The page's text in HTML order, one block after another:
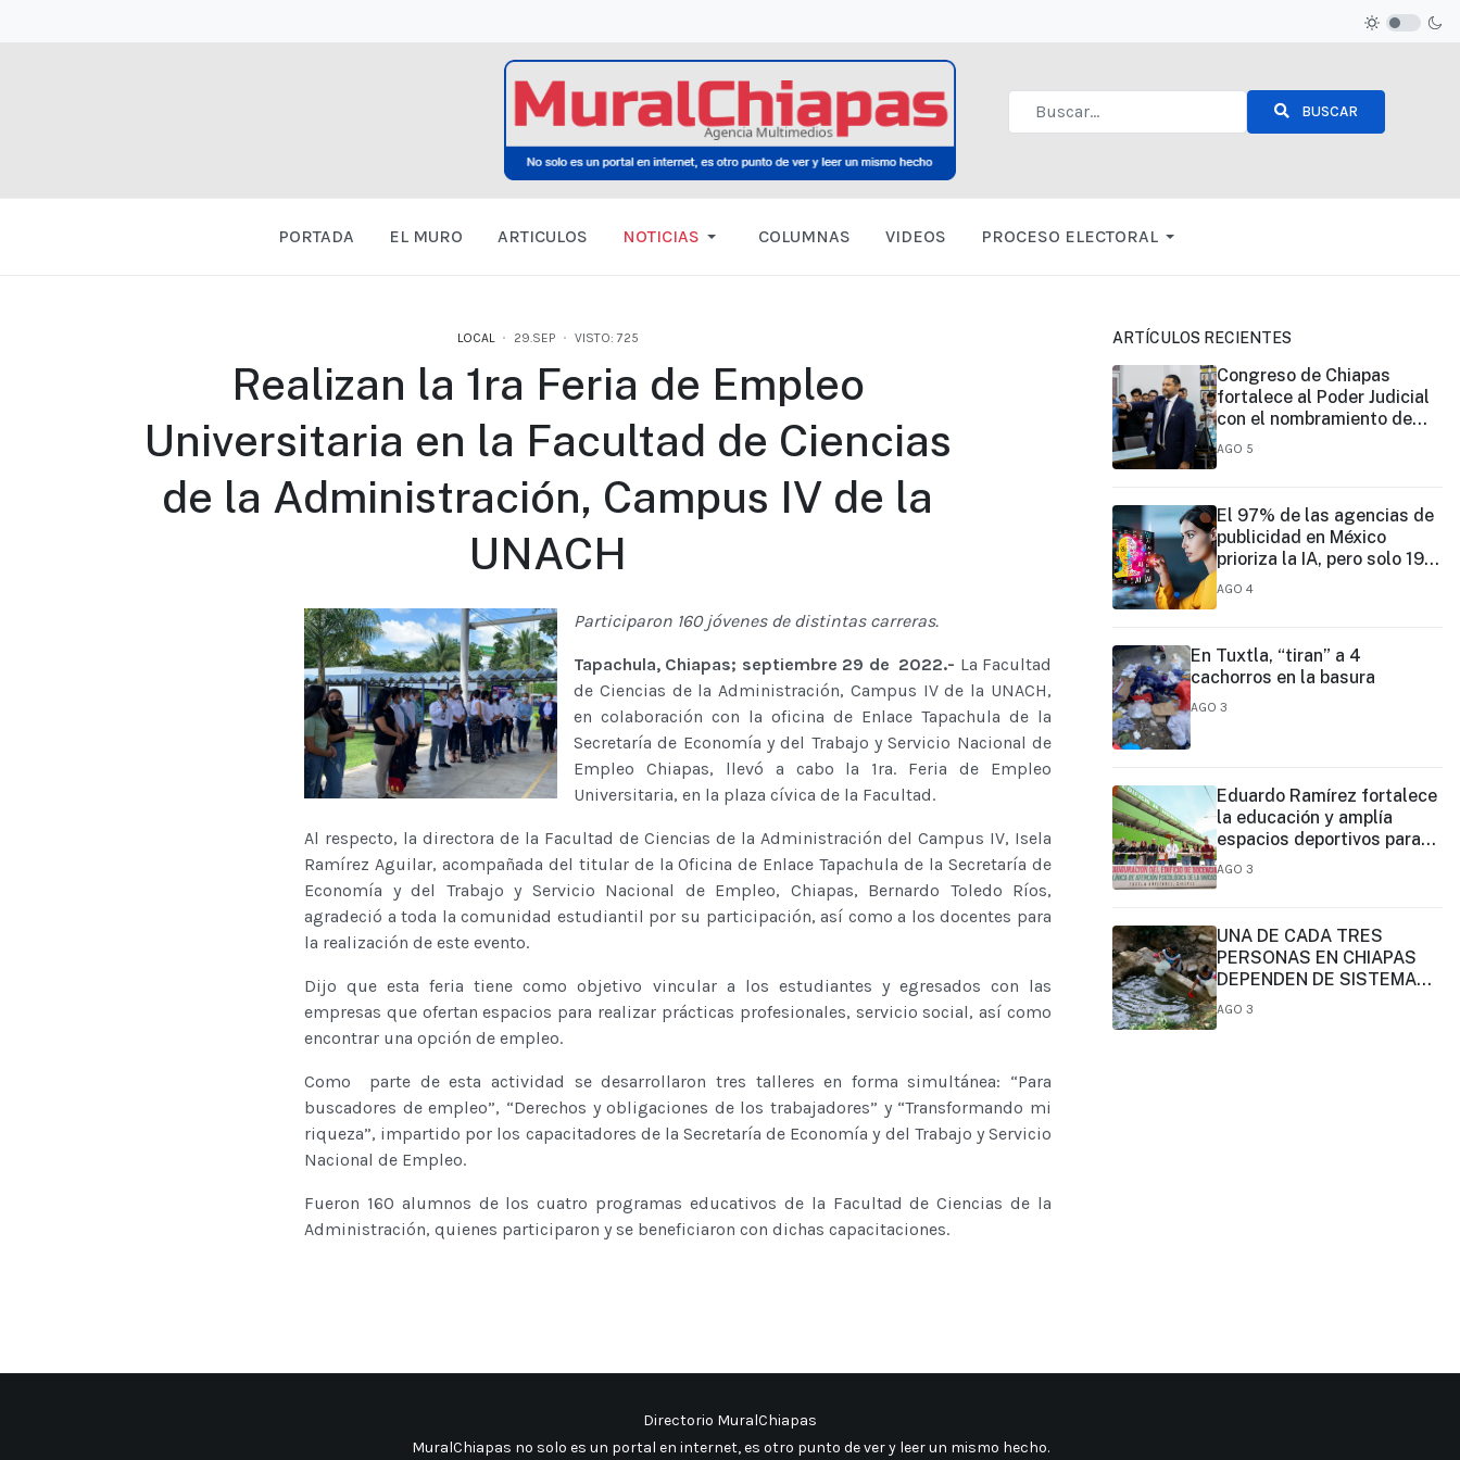
BUSCAR
PORTADA EL MURO ARTICULOS NOTICIAS COLUMNAS VIDEOS PROCESO ELECTORAL
LOCAL 29.SEP VISTO: 725
Realizan la 1ra Feria de Empleo
Universitaria en la Facultad de Ciencias
de la Administración, Campus IV de la
UNACH
Participaron 160 jóvenes de distintas carreras.
Tapachula, Chiapas; septiembre 29 de 2022.- La Facultad
de Ciencias de la Administración, Campus IV de la UNACH,
en colaboración con la oficina de Enlace Tapachula de la
Secretaría de Economía y del Trabajo y Servicio Nacional de
Empleo Chiapas, llevó a cabo la 1ra. Feria de Empleo
Universitaria, en la plaza cívica de la Facultad.
Al respecto, la directora de la Facultad de Ciencias de la Administración del Campus IV, Isela
Ramírez Aguilar, acompañada del titular de la Oficina de Enlace Tapachula de la Secretaría de
Economía y del Trabajo y Servicio Nacional de Empleo, Chiapas, Bernardo Toledo Ríos,
agradeció a toda la comunidad estudiantil por su participación, así como a los docentes para
la realización de este evento.
Dijo que esta feria tiene como objetivo vincular a los estudiantes y egresados con las
empresas que ofertan espacios para realizar prácticas profesionales, servicio social, así como
encontrar una opción de empleo.
Como parte de esta actividad se desarrollaron tres talleres en forma simultánea: “Para
buscadores de empleo”, “Derechos y obligaciones de los trabajadores” y “Transformando mi
riqueza”, impartido por los capacitadores de la Secretaría de Economía y del Trabajo y Servicio
Nacional de Empleo.
Fueron 160 alumnos de los cuatro programas educativos de la Facultad de Ciencias de la
Administración, quienes participaron y se beneficiaron con dichas capacitaciones.
ARTÍCULOS RECIENTES
Congreso de Chiapas
fortalece al Poder Judicial
con el nombramiento de
José Eduardo Morales
AGO 5
El 97% de las agencias de
publicidad en México
prioriza la IA, pero solo 19%
ejerce un liderazgo formal
AGO 4
En Tuxtla, “tiran” a 4
cachorros en la basura
AGO 3
Eduardo Ramírez fortalece
la educación y amplía
espacios deportivos para
estudiantes de Chiapas
AGO 3
UNA DE CADA TRES
PERSONAS EN CHIAPAS
DEPENDEN DE SISTEMAS
COMUNITARIOS DE AGUA
AGO 3
Directorio MuralChiapas
MuralChiapas no solo es un portal en internet, es otro punto de ver y leer un mismo hecho.